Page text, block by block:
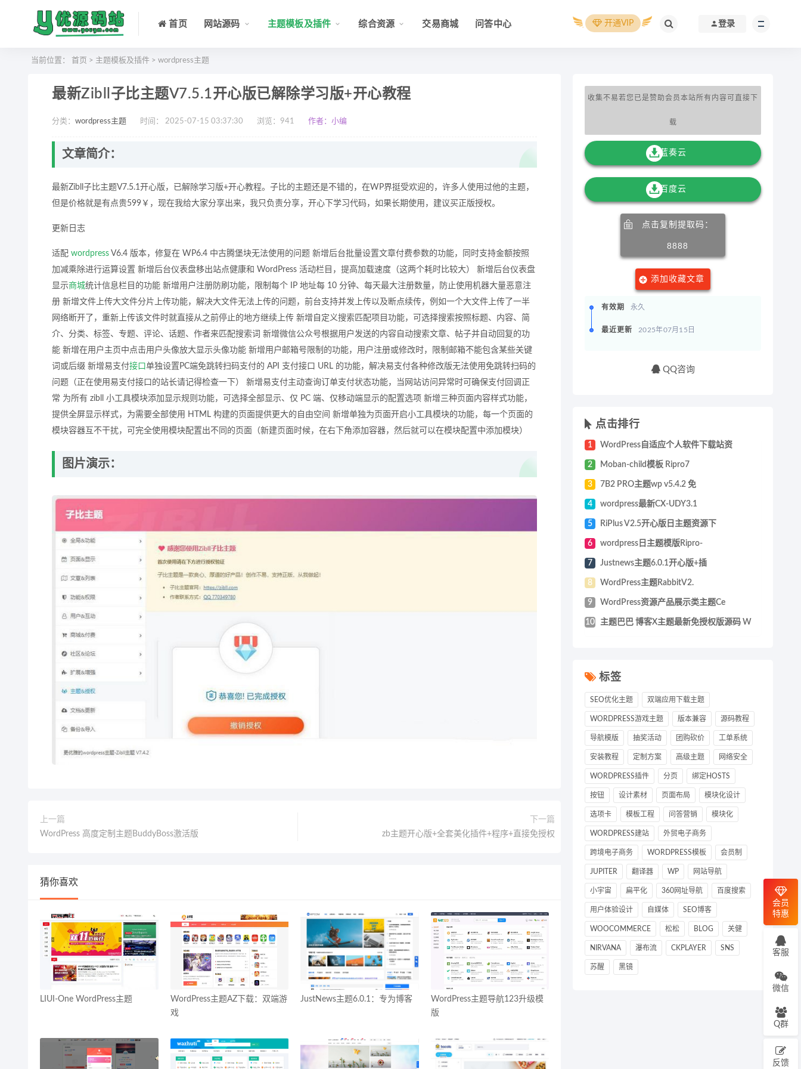
首页 网站源码 主题模板及插件 综合资源 交易商城 问答中心 开通VIP 登录
当前位置： 首页 > 主题模板及插件 > wordpress主题
最新Zibll子比主题V7.5.1开心版已解除学习版+开心教程
分类： wordpress主题 时间： 2025-07-15 03:37:30 浏览： 941 作者：小编
文章简介：
最新Zibll子比主题V7.5.1开心版，已解除学习版+开心教程。子比的主题还是不错的，在WP界挺受欢迎的，许多人使用过他的主题，
但是价格就是有点贵599￥，现在我给大家分享出来，我只负责分享，开心下学习代码，如果长期使用，建议买正版授权。
更新日志
适配 wordpress V6.4 版本，修复在 WP6.4 中古腾堡块无法使用的问题 新增后台批量设置文章付费参数的功能，同时支持金额按照
加减乘除进行运算设置 新增后台仪表盘移出站点健康和 WordPress 活动栏目，提高加载速度（这两个耗时比较大） 新增后台仪表盘
显示商城统计信息栏目的功能 新增用户注册防刷功能，限制每个 IP 地址每 10 分钟、每天最大注册数量，防止使用机器大量恶意注
册 新增文件上传大文件分片上传功能，解决大文件无法上传的问题，前台支持并发上传以及断点续传，例如一个大文件上传了一半
网络断开了，重新上传该文件时就直接从之前停止的地方继续上传 新增自定义搜索匹配项目功能，可选择搜索按照标题、内容、简
介、分类、标签、专题、评论、话题、作者来匹配搜索词 新增微信公众号根据用户发送的内容自动搜索文章、帖子并自动回复的功
能 新增在用户主页中点击用户头像放大显示头像功能 新增用户邮箱号限制的功能，用户注册或修改时，限制邮箱不能包含某些关键
词或后缀 新增易支付接口单独设置PC端免跳转扫码支付的 API 支付接口 URL 的功能，解决易支付各种修改版无法使用免跳转扫码的
问题（正在使用易支付接口的站长请记得检查一下） 新增易支付主动查询订单支付状态功能，当网站访问异常时可确保支付回调正
常 为所有 zibll 小工具模块添加显示规则功能，可选择全部显示、仅 PC 端、仅移动端显示的配置选项 新增三种页面内容样式功能，
提供全屏显示样式，为需要全部使用 HTML 构建的页面提供更大的自由空间 新增单独为页面开启小工具模块的功能，每一个页面的
模块容器互不干扰，可完全使用模块配置出不同的页面（新建页面时候，在右下角添加容器，然后就可以在模块配置中添加模块）
图片演示：
上一篇
WordPress 高度定制主题BuddyBoss激活版
下一篇
zb主题开心版+全套美化插件+程序+直接免授权
猜你喜欢
LIUI-One WordPress主题
WordPress主题AZ下载：双端游
戏
JustNews主题6.0.1：专为博客
WordPress主题导航123升级模
版
收集不易若您已是赞助会员本站所有内容可直接下
载
蓝奏云
百度云
点击复制提取码：
8888
添加收藏文章
有效期 永久
最近更新 2025年07月15日
QQ咨询
点击排行
1 WordPress自适应个人软件下载站资
2 Moban-child模板 Ripro7
3 7B2 PRO主题wp v5.4.2 免
4 wordpress最新CX-UDY3.1
5 RiPlus V2.5开心版日主题资源下
6 wordpress日主题模版Ripro-
7 Justnews主题6.0.1开心版+插
8 WordPress主题RabbitV2.
9 WordPress资源产品展示类主题Ce
10 主题巴巴 博客X主题最新免授权版源码 W
标签
SEO优化主题 双端应用下载主题
WORDPRESS游戏主题 版本兼容 源码教程
导航模版 抽奖活动 团购砍价 工单系统
安装教程 定制方案 高级主题 网络安全
WORDPRESS插件 分页 绑定HOSTS
按钮 设计素材 页面布局 模块化设计
选项卡 模板工程 问答营销 模块化
WORDPRESS建站 外贸电子商务
跨境电子商务 WORDPRESS模板 会员制
JUPITER 翻译器 WP 网站导航
小宇宙 扁平化 360网址导航 百度搜索
用户体验设计 自媒体 SEO博客
WOOCOMMERCE 松松 BLOG 关健
NIRVANA 瀑布流 CKPLAYER SNS
苏醒 黑镜
会员
特惠
客服
微信
Q群
反馈